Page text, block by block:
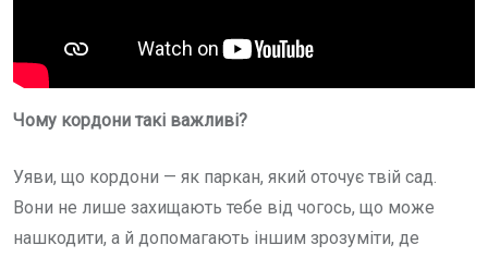
Чому кордони такі важливі?
Уяви, що кордони — як паркан, який оточує твій сад.
Вони не лише захищають тебе від чогось, що може
нашкодити, а й допомагають іншим зрозуміти, де